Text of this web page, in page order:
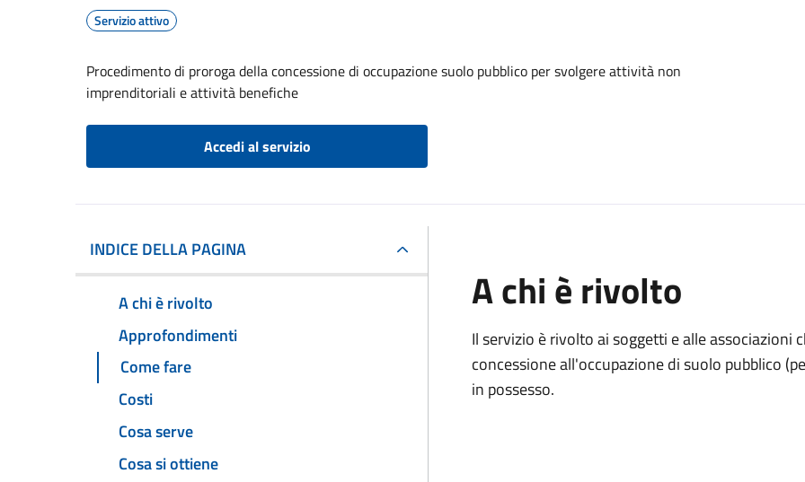
Servizio attivo
Procedimento di proroga della concessione di occupazione suolo pubblico per svolgere attività non
imprenditoriali e attività benefiche
Accedi al servizio
INDICE DELLA PAGINA
A chi è rivolto
Approfondimenti
Come fare
Costi
Cosa serve
Cosa si ottiene
A chi è rivolto
Il servizio è rivolto ai soggetti e alle
concessione all'occupazione di suolo pubblico
in possesso.